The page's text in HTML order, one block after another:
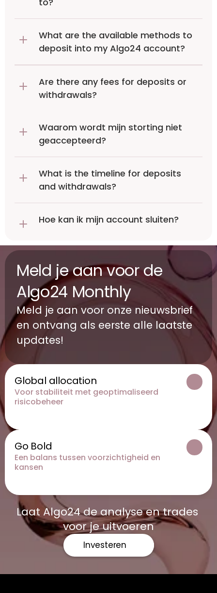
What are the available methods to
deposit into my Algo24 account?
Are there any fees for deposits or
withdrawals?
Waarom wordt mijn storting niet
geaccepteerd?
What is the timeline for deposits
and withdrawals?
Hoe kan ik mijn account sluiten?
Meld je aan voor de
Algo24 Monthly
Meld je aan voor onze nieuwsbrief
en ontvang als eerste alle laatste
updates!
Global allocation
Voor stabiliteit met geoptimaliseerd
risicobeheer
Go Bold
Een balans tussen voorzichtigheid en
kansen
Laat Algo24 de analyse en trades
voor je uitvoeren
Investeren